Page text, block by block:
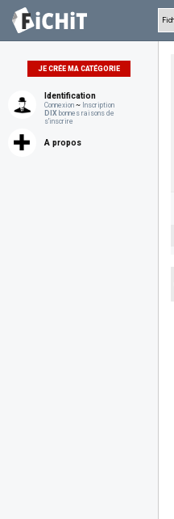
JE CRÉE MA CATÉGORIE
Identification
Connexion ~ Inscription
DIX bonnes raisons de
s'inscrire
A propos